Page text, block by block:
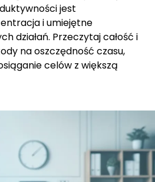
jest
i umiejętne
działań. Przeczytaj całość i
na oszczędność czasu,
celów z większą